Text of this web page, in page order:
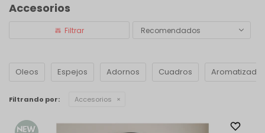
Accesorios
Recomendados
Oleos Espejos Adornos Cuadros
Filtrando por: Accesorios